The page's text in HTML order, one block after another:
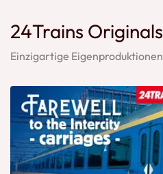
24Trains Originals
Einzigartige Eigenproduktionen